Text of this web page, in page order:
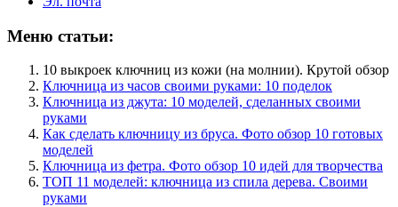
Меню статьи:
10 выкроек ключниц из кожи (на молнии). Крутой обзор
Ключница из часов своими руками: 10 поделок
Ключница из джута: 10 моделей, сделанных своими
руками
Как сделать ключницу из бруса. Фото обзор 10 готовых
моделей
Ключница из фетра. Фото обзор 10 идей для творчества
ТОП 11 моделей: ключница из спила дерева. Своими
руками